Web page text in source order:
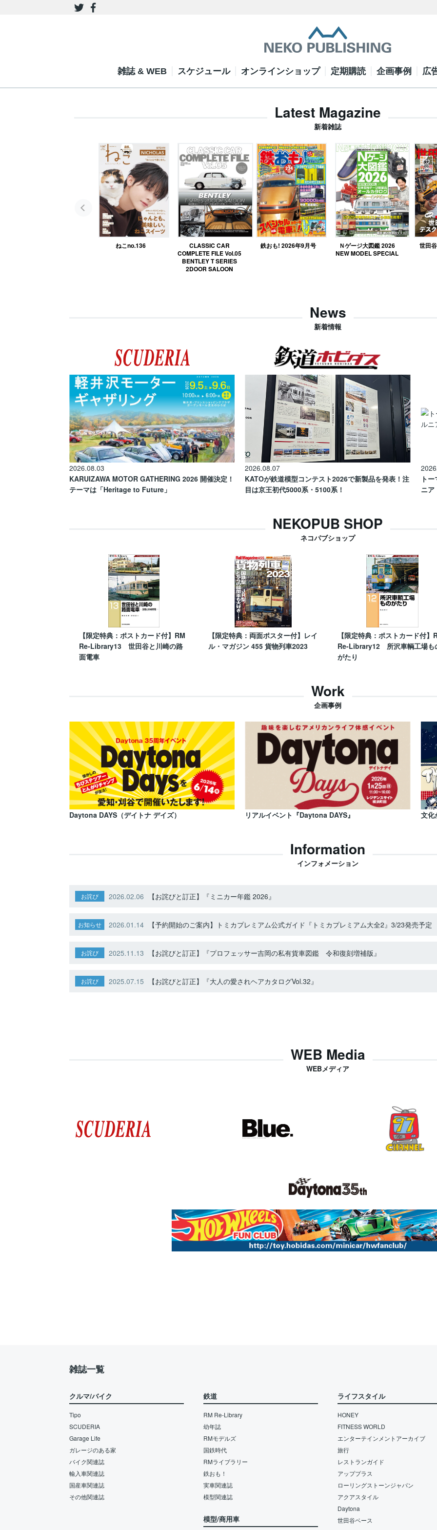
雑誌 & WEB スケジュール オンラインショップ 定期購読 企画事例 広
Latest Magazine
新着雑誌
ねこno.136
CLASSIC CAR
COMPLETE FILE Vol.05
BENTLEY T SERIES
2DOOR SALOON
鉄おも! 2026年9月号
Ｎゲージ大図鑑 2026
NEW MODEL SPECIAL
世田
News
新着情報
2026.08.03
KARUIZAWA MOTOR GATHERING 2026 開催決定！
テーマは「Heritage to Future」
2026.08.07
KATOが鉄道模型コンテスト2026で新製品を発表！注
目は京王初代5000系・5100系！
ト
ニア
NEKOPUB SHOP
ネコパブショップ
【限定特典：ポストカード付】RM
Re-Library13 世田谷と川崎の路
面電車
【限定特典：両面ポスター付】レイ
ル・マガジン 455 貨物列車2023
【限定特典：ポストカード付】
Re-Library12 所沢車輌工場も
がたり
Work
企画事例
Daytona DAYS（デイトナ デイズ） リアルイベント『Daytona DAYS』 文化
Information
インフォメーション
お詫び 2026.02.06 【お詫びと訂正】『ミニカー年鑑 2026』
お知らせ 2026.01.14 【予約開始のご案内】トミカプレミアム公式ガイド『トミカプレミアム大全2』3/23発売予定
お詫び 2025.11.13 【お詫びと訂正】『プロフェッサー吉岡の私有貨車図鑑 令和復刻増補版』
お詫び 2025.07.15 【お詫びと訂正】『大人の愛されヘアカタログVol.32』
WEB Media
WEBメディア
雑誌一覧
クルマ/バイク
Tipo
SCUDERIA
Garage Life
ガレージのある家
バイク関連誌
輸入車関連誌
国産車関連誌
その他関連誌
鉄道
RM Re-Library
幼年誌
RMモデルズ
国鉄時代
RMライブラリー
鉄おも！
実車関連誌
模型関連誌
模型/商用車
ライフスタイル
HONEY
FITNESS WORLD
エンターテインメントアーカイブ
旅行
レストランガイド
アッププラス
ローリングストーンジャパン
アクアスタイル
Daytona
世田谷ベース